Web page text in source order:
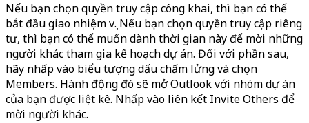
Nếu bạn chọn quyền truy cập công khai, thì bạn có thể
bắt đầu giao nhiệm vụ. Nếu bạn chọn quyền truy cập riêng
tư, thì bạn có thể muốn dành thời gian này để mời những
người khác tham gia kế hoạch dự án. Đối với phần sau,
hãy nhấp vào biểu tượng dấu chấm lửng và chọn
Members. Hành động đó sẽ mở Outlook với nhóm dự án
của bạn được liệt kê. Nhấp vào liên kết Invite Others để
mời người khác.